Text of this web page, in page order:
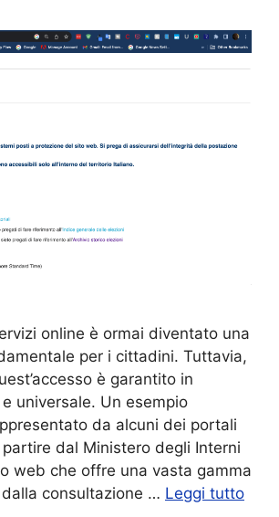
online è ormai diventato una
per i cittadini. Tuttavia,
è garantito in
universale. Un esempio
da alcuni dei portali
dal Ministero degli Interni
web che offre una vasta gamma
consultazione … Leggi tutto